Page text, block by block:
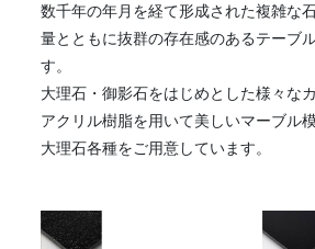
数千年の年月を経て形成された複雑な
量とともに抜群の存在感のあるテーブ
す。
大理石・御影石をはじめとした様々な
アクリル樹脂を用いて美しいマーブル
大理石各種をご用意しています。